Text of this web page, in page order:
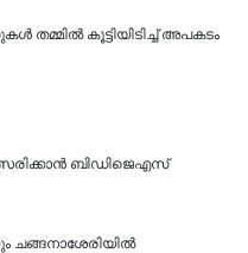
കൂട്ടിയിടിച്ച് അപകടം
ബിഡിജെഎസ്
ചങ്ങനാശേരിയില്‍